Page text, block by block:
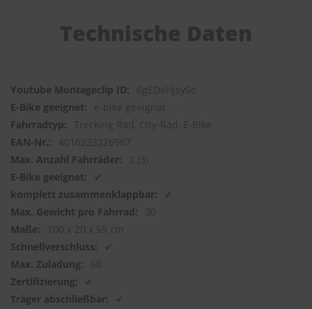
Technische Daten
6gEDeHjsySo
e-bike geeignet
Trecking Rad, City-Rad, E-Bike
4016223226987
2 (3)
✔
✔
30
100 x 20 x 59 cm
✔
60
✔
✔